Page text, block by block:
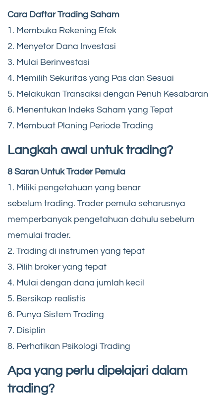
Cara Daftar Trading Saham
1. Membuka Rekening Efek
2. Menyetor Dana Investasi
3. Mulai Berinvestasi
4. Memilih Sekuritas yang Pas dan Sesuai
5. Melakukan Transaksi dengan Penuh Kesabaran
6. Menentukan Indeks Saham yang Tepat
7. Membuat Planing Periode Trading
Langkah awal untuk trading?
8 Saran Untuk Trader Pemula
1. Miliki pengetahuan yang benar
sebelum trading. Trader pemula seharusnya
memperbanyak pengetahuan dahulu sebelum
memulai trader.
2. Trading di instrumen yang tepat
3. Pilih broker yang tepat
4. Mulai dengan dana jumlah kecil
5. Bersikap realistis
6. Punya Sistem Trading
7. Disiplin
8. Perhatikan Psikologi Trading
Apa yang perlu dipelajari dalam
trading?